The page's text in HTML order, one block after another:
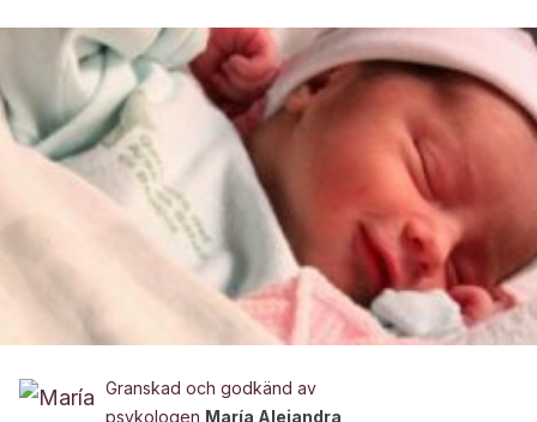
Granskad och godkänd av
psykologen María Alejandra